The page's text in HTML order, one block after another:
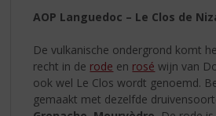
AOP Languedoc – Le Clos de
De vulkanische ondergrond komt
recht in de rode en rosé wijn van
ook wel Le Clos wordt genoemd.
gemaakt met dezelfde